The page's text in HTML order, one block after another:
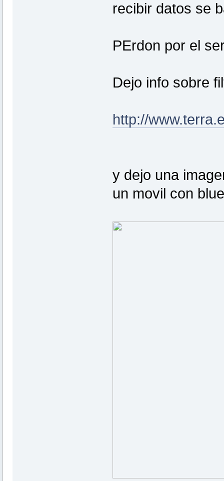
recibir datos se
PErdon por el
Dejo info sobre
http://
y dejo una
un movil con